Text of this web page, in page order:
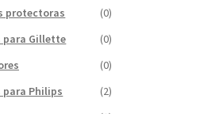
protectoras
(0)
para Gillette
(0)
(0)
para Philips
(2)